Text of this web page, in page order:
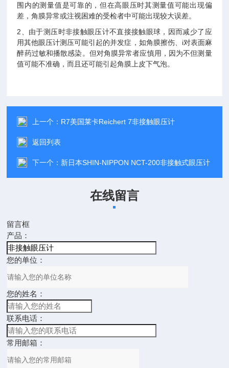
围内的测量值是可靠的，但在高眼压时其测量值可能出现偏
差，角膜异常或注视困难的受检者中可能出现较大误差。
2、由于测压时非接触眼压计不直接接触眼球，因而减少了应
用其他眼压计测压可能引起的并发症，如角膜擦伤、i对表面麻
醉药过敏和播散感染。但对角膜异常者应慎用，因为不但测量
值可能不准确，而且还可能引起角膜上皮下气泡。
上一个： R7美国莱卡Reichert 7非接触眼压计
返回列表
下一个： 新日本SHIN-NIPPON NCT-200非接触式眼压计
在线留言
留言框
产品：
您的单位：
您的姓名：
联系电话：
常用邮箱：